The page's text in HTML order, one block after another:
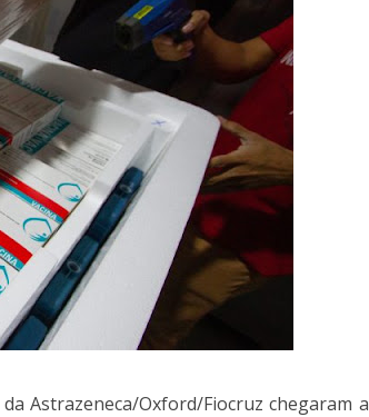
Astrazeneca/Oxford/Fiocruz chegaram a